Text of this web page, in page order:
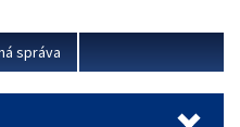
správa